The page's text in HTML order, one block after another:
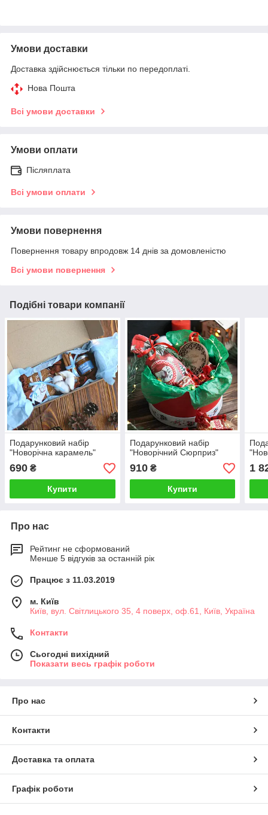
Умови доставки
Доставка здійснюється тільки по передоплаті.
Нова Пошта
Всі умови доставки
Умови оплати
Післяплата
Всі умови оплати
Умови повернення
Повернення товару впродовж 14 днів за домовленістю
Всі умови повернення
Подібні товари компанії
Подарунковий набір
"Новорічна карамель"
690 ₴
Купити
Подарунковий набір
"Новорічний Сюрприз"
910₴
Купити
1
Про нас
Рейтинг не сформований
Менше 5 відгуків за останній рік
Працює з 11.03.2019
м. Київ
Київ, вул. Світлицького 35, 4 поверх, оф.61, Київ, Україна
Контакти
Сьогодні вихідний
Показати весь графік роботи
Про нас
Контакти
Доставка та оплата
Графік роботи